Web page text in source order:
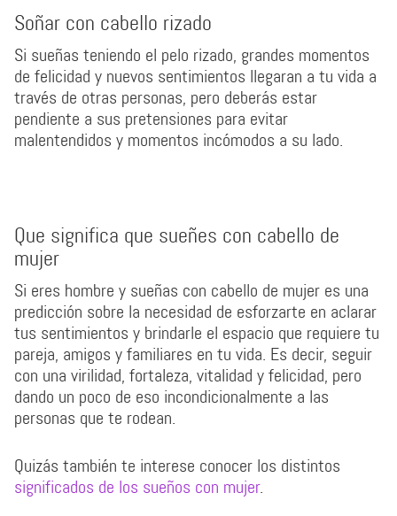
Soñar con cabello rizado
Si sueñas teniendo el pelo rizado, grandes momentos
de felicidad y nuevos sentimientos llegaran a tu vida a
través de otras personas, pero deberás estar
pendiente a sus pretensiones para evitar
malentendidos y momentos incómodos a su lado.
Que significa que sueñes con cabello de
mujer
Si eres hombre y sueñas con cabello de mujer es una
predicción sobre la necesidad de esforzarte en aclarar
tus sentimientos y brindarle el espacio que requiere tu
pareja, amigos y familiares en tu vida. Es decir, seguir
con una virilidad, fortaleza, vitalidad y felicidad, pero
dando un poco de eso incondicionalmente a las
personas que te rodean.
Quizás también te interese conocer los distintos
significados de los sueños con mujer.